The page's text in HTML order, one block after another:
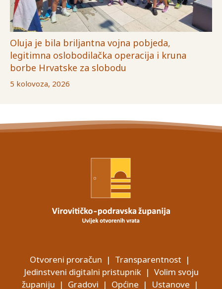
Oluja je bila briljantna vojna pobjeda,
legitimna oslobodilačka operacija i kruna
borbe Hrvatske za slobodu
5 kolovoza, 2026
Otvoreni proračun | Transparentnost |
Jedinstveni digitalni pristupnik| Volim svoju
županiju | Gradovi | Općine | Ustanove |